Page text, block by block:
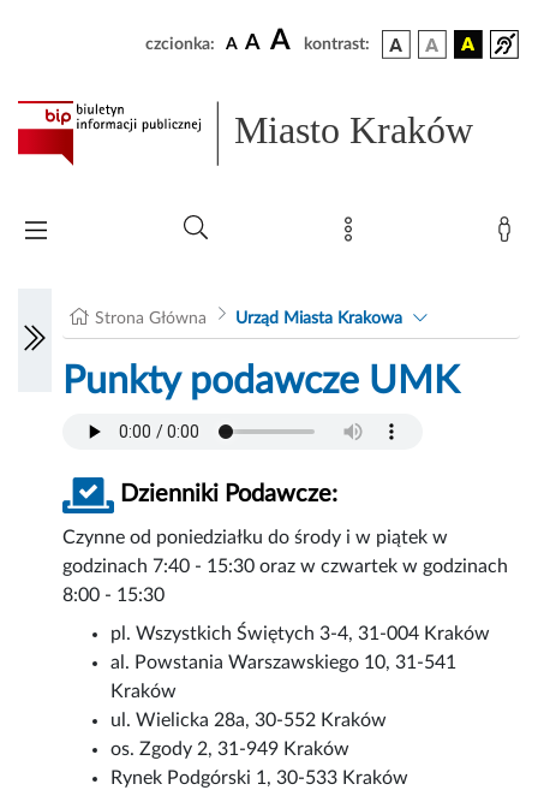
czcionka: A A A kontrast:
Miasto Kraków
Strona Główna Urząd Miasta Krakowa
Punkty podawcze UMK
Dzienniki Podawcze:
Czynne od poniedziałku do środy i w piątek w
godzinach 7:40 - 15:30 oraz w czwartek w godzinach
8:00 - 15:30
pl. Wszystkich Świętych 3-4, 31-004 Kraków
al. Powstania Warszawskiego 10, 31-541
Kraków
ul. Wielicka 28a, 30-552 Kraków
os. Zgody 2, 31-949 Kraków
Rynek Podgórski 1, 30-533 Kraków